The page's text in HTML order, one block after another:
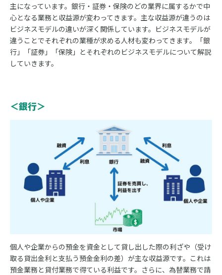
主になっています。銀行・証券・保険のどの業界に属するかで中
心となる業務と収益源が変わってきます。主な収益源が違うのは
ビジネスモデルの違いが深く関係しています。ビジネスモデルが
違うことでそれぞれの業種が求める人材も変わってきます。「銀
行」「証券」「保険」とそれぞれのビジネスモデルについて解説
していきます。
＜銀行＞
個人や企業からの預金を資金として貸し出した際の利ざや（受け
取る貸出金利と支払う預金金利の差）が主な収益源です。これは
預金業務と貸付業務で得ている利益です。さらに、為替業務で請